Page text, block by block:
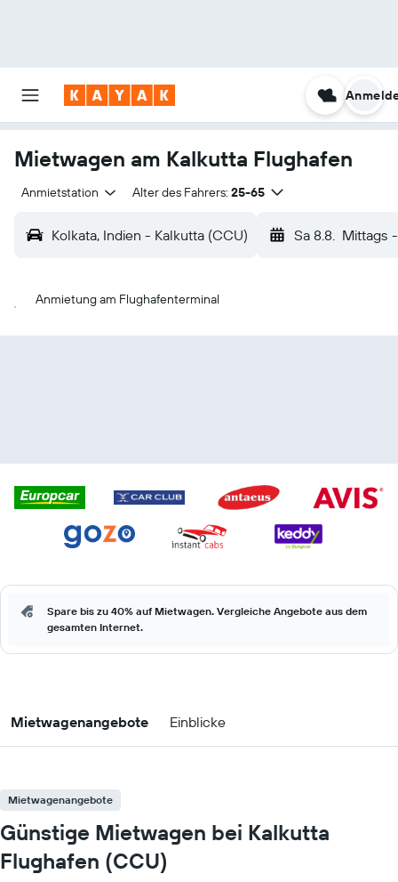
Mietwagen am Kalkutta Flughafen
Anmietstation Alter des Fahrers: 25-65
Kolkata, Indien - Kalkutta (CCU) Sa 8.8. Mittags -
Anmietung am Flughafenterminal
Spare bis zu 40% auf Mietwagen. Vergleiche Angebote aus dem
gesamten Internet.
Mietwagenangebote Einblicke
Mietwagenangebote
Günstige Mietwagen bei Kalkutta
Flughafen (CCU)